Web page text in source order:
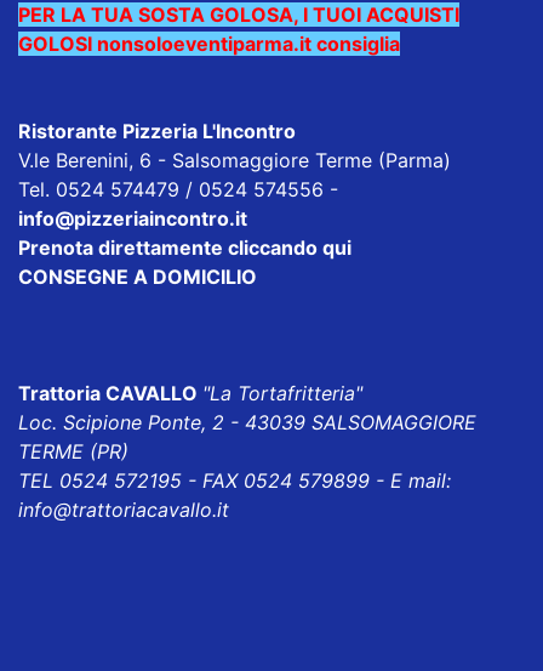
PER LA TUA SOSTA GOLOSA, I TUOI ACQUISTI
GOLOSI nonsoloeventiparma.it consiglia
Ristorante Pizzeria L'Incontro
V.le Berenini, 6 - Salsomaggiore Terme (Parma)
Tel. 0524 574479 / 0524 574556 -
info@pizzeriaincontro.it
Prenota direttamente cliccando qui
CONSEGNE A DOMICILIO
Trattoria CAVALLO "La Tortafritteria"
Loc. Scipione Ponte, 2 - 43039 SALSOMAGGIORE
TERME (PR)
TEL 0524 572195 - FAX 0524 579899 - E mail:
info@trattoriacavallo.it